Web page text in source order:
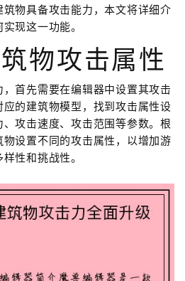
物具备攻击能力，本文将详细介
现这一功能。
物攻击属性
首先需要在编辑器中设置其攻击
的建筑物模型，找到攻击属性设
攻击速度、攻击范围等参数。根
设置不同的攻击属性，以增加游
性和挑战性。